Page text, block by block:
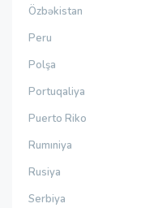
Özbəkistan
Peru
Polşa
Portuqaliya
Puerto Riko
Rumıniya
Rusiya
Serbiya